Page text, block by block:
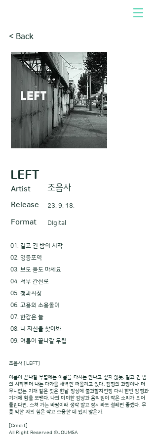
< Back
LEFT
Artist 조음사
Release 23. 9. 18.
Format DIgital
01. 길고 긴 밤의 시작
02. 영등포역
03. 보도 듣도 마세요
04. 서부 간선로
05. 청과시장
06. 고용의 소용돌이
07. 한강은 늘
08. 너 자신을 찾아봐
09. 여름이 끝나갈 무렵
조음사 [LEFT]
여름이 끝나갈 무렵에는 여름을 다시는 만나고 싶지 않듯, 길고 긴 밤
의 시작부터 나는 다가올 새벽만 떠올리고 있다. 감정의 과장이나 터
무니없는 기개 같은 것은 한낱 망상에 불과할지언정 다시 한번 감정과
기개에 힘을 보탠다. 나의 미미한 감상과 움직임이 작은 소리가 되어
들린다면, 스쳐 가는 바람이라 생각 말고 잠시라도 설레면 좋겠다. 무
릇 약한 자의 힘은 작고 조용한 데 있지 않은가.
[Credit]
All Right Reserved ©JOUMSA